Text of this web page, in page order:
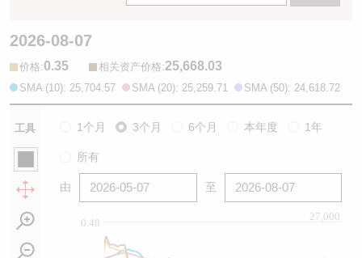
2026-08-07
价格:0.35 相关资产价格:25,668.03
SMA (10): 25,704.57 SMA (20): 25,259.71 SMA (50): 24,618.72
工具 1个月 3个月 6个月 本年度 1年
所有
由 至
0.48
27,000